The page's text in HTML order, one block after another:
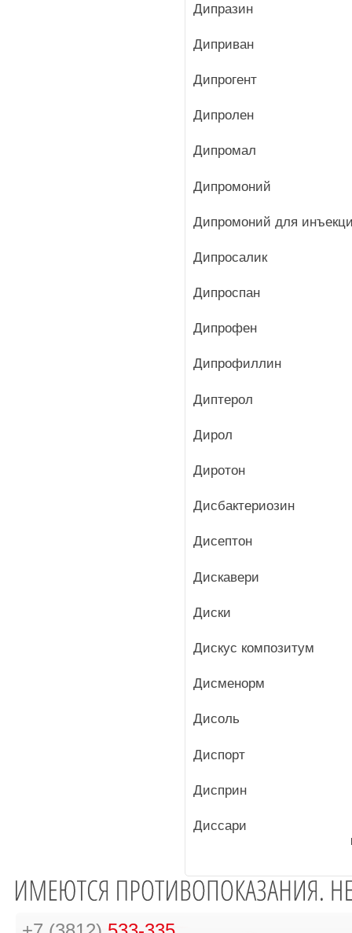
Дипразин
Диприван
Дипрогент
Дипролен
Дипромал
Дипромоний
Дипромоний для
Дипросалик
Дипроспан
Дипрофен
Дипрофиллин
Диптерол
Дирол
Диротон
Дисбактериозин
Дисептон
Дискавери
Диски
Дискус композитум
Дисменорм
Дисоль
Диспорт
Дисприн
Диссари